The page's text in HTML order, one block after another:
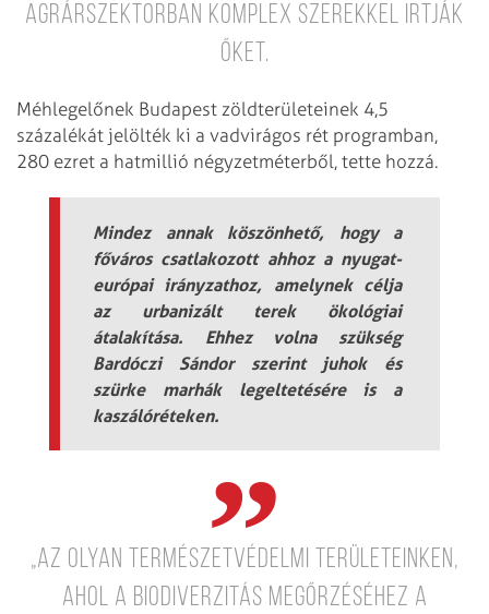
agrárszektorban komplex szerekkel irtják
őket.
Méhlegelőnek Budapest zöldterületeinek 4,5
százalékát jelölték ki a vadvirágos rét programban,
280 ezret a hatmillió négyzetméterből, tette hozzá.
Mindez annak köszönhető, hogy a
főváros csatlakozott ahhoz a nyugat-
európai irányzathoz, amelynek célja
az urbanizált terek ökológiai
átalakítása. Ehhez volna szükség
Bardóczi Sándor szerint juhok és
szürke marhák legeltetésére is a
kaszálóréteken.
„Az olyan természetvédelmi területeinken,
ahol a biodiverzitás megőrzéséhez a